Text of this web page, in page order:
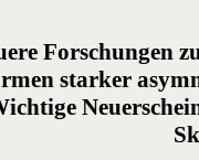
Forschungen
starker